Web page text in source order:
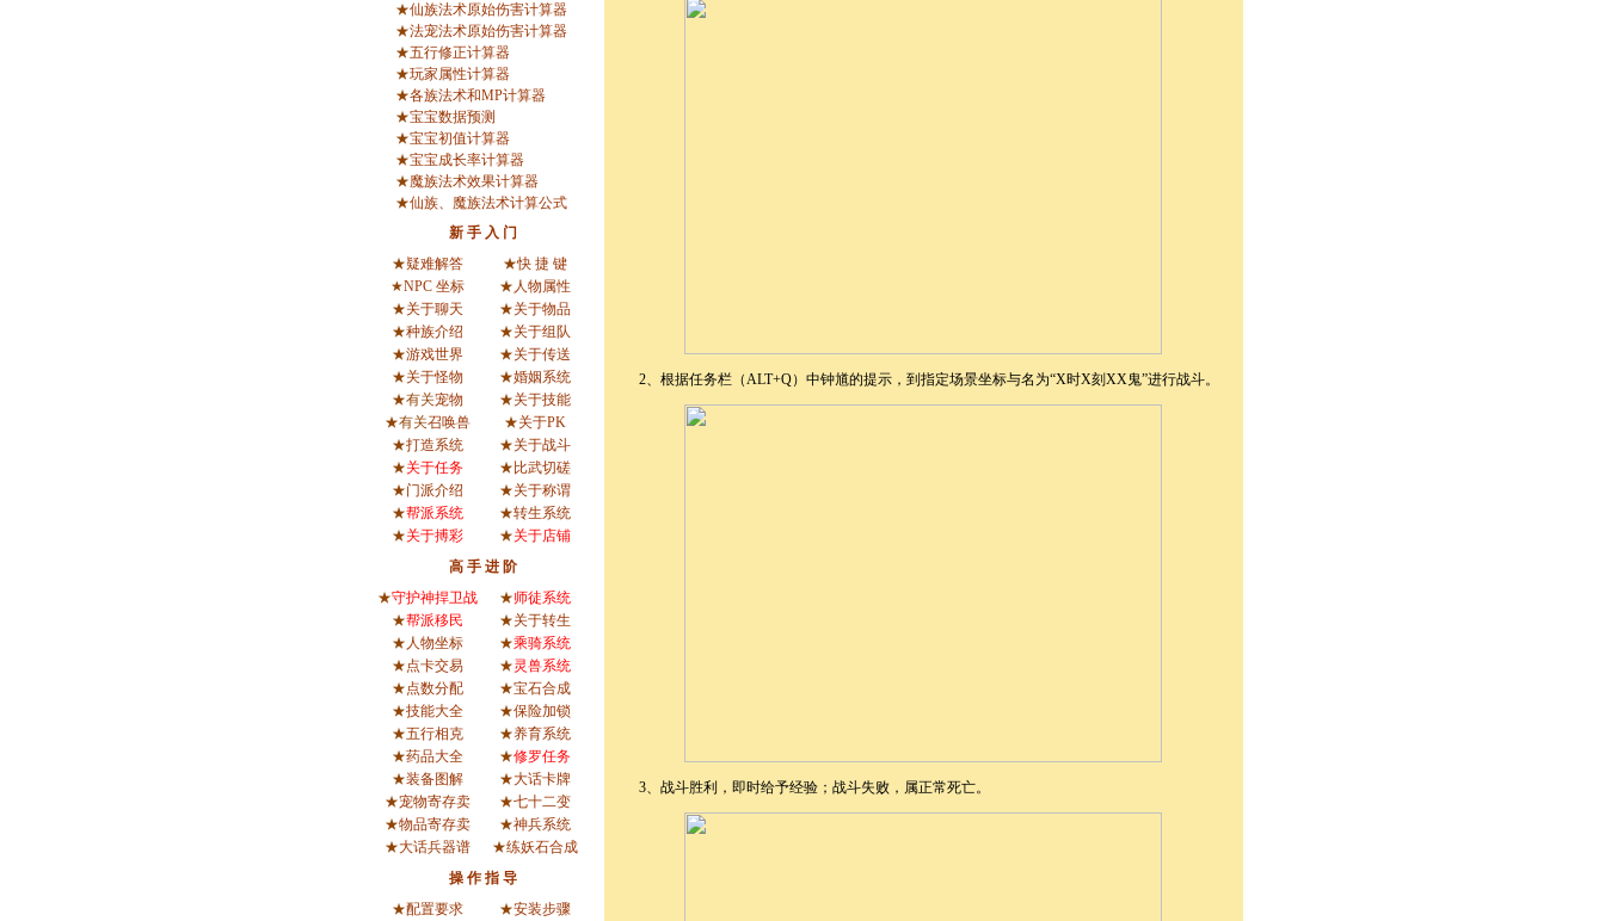
★仙族法术原始伤害计算器
★法宠法术原始伤害计算器
★五行修正计算器
★玩家属性计算器
★各族法术和MP计算器
★宝宝数据预测
★宝宝初值计算器
★宝宝成长率计算器
★魔族法术效果计算器
★仙族、魔族法术计算公式
新 手 入 门
★疑难解答 ★快 捷 键
★NPC 坐标 ★ 人物属性
★关于聊天 ★关于物品
★种族介绍 ★关于组队
★游戏世界 ★关于传送
★关于怪物 ★婚姻系统
★有关宠物 ★关于技能
★有关召唤兽 ★关于PK
★打造系统 ★关于战斗
★关于任务 ★ 比武切磋
★门派介绍 ★关于称谓
★帮派系统 ★转生系统
★关于搏彩 ★关于店铺
高 手 进 阶
★守护神捍卫战 ★师徒系统
★帮派移民 ★关于转生
★ 人物坐标 ★乘骑系统
★点卡交易 ★灵兽系统
★点数分配 ★宝石合成
★技能大全 ★保险加锁
★五行相克 ★养育系统
★药品大全 ★修罗任务
★装备图解 ★大话卡牌
★宠物寄存卖 ★七十二变
★物品寄存卖 ★神兵系统
★大话兵器谱 ★练妖石合成
操 作 指 导
★配置要求 ★安装步骤
2、根据任务栏（ALT+Q）中钟馗的提示，到指定场景坐标与名为“X时X刻XX鬼”进行战斗。
3、战斗胜利，即时给予经验；战斗失败，属正常死亡。